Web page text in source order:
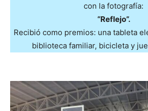
con la fotografía:
“Reflejo”.
Recibió como premios: una tableta
biblioteca familiar, bicicleta y